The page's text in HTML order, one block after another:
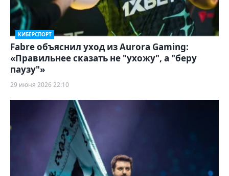
КИБЕРСПОРТ
Fabre объяснил уход из Aurora Gaming:
«Правильнее сказать не "ухожу", а "беру
паузу"»
29 июня 2026 22:10